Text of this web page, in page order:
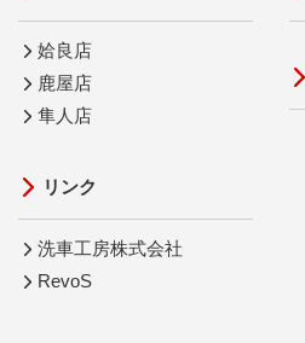
姶良店
鹿屋店
隼人店
リンク
洗車工房株式会社
RevoS